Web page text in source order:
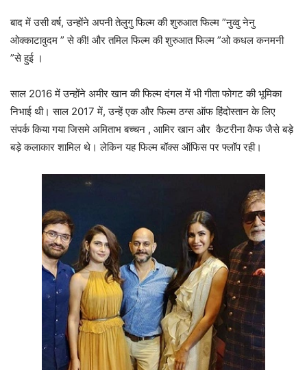
बाद में उसी वर्ष, उन्होंने अपनी तेलुगु फिल्म की शुरुआत फिल्म ”नुव्वु नेनु
ओक्काटावुदम ” से की! और तमिल फिल्म की शुरुआत फिल्म ”ओ कधल कनमनी
”से हुई ।
साल 2016 में उन्होंने अमीर खान की फिल्म दंगल में भी गीता फोगट की भूमिका
निभाई थी। साल 2017 में, उन्हें एक और फिल्म ठग्स ऑफ हिंदोस्तान के लिए
संपर्क किया गया जिसमे अमिताभ बच्चन , आमिर खान और कैटरीना कैफ जैसे बड़े
बड़े कलाकार शामिल थे। लेकिन यह फिल्म बॉक्स ऑफिस पर फ्लॉप रही।